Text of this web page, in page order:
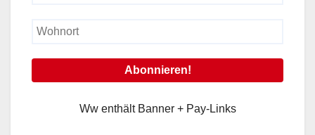
Ww enthält Banner + Pay-Links